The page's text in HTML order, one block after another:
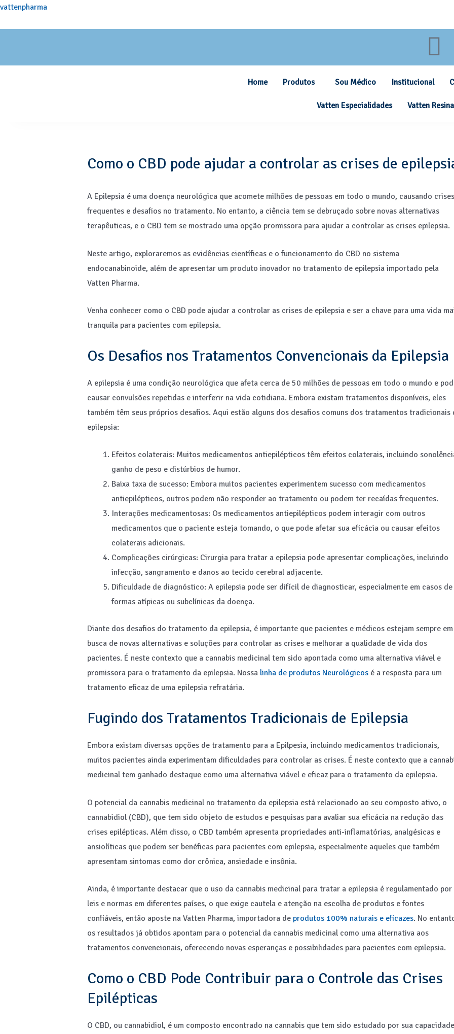
vattenpharma
Home Produtos Sou Médico Institucional
Vatten Especialidades Vatten
Como o CBD pode ajudar a controlar as crises de
A Epilepsia é uma doença neurológica que acomete milhões de pessoas em todo o mundo, causando crises
frequentes e desafios no tratamento. No entanto, a ciência tem se debruçado sobre novas alternativas
terapêuticas, e o CBD tem se mostrado uma opção promissora para ajudar a controlar as crises epilepsia.
Neste artigo, exploraremos as evidências científicas e o funcionamento do CBD no sistema
endocanabinoide, além de apresentar um produto inovador no tratamento de epilepsia importado pela
Vatten Pharma.
Venha conhecer como o CBD pode ajudar a controlar as crises de epilepsia e ser a chave para uma vida
tranquila para pacientes com epilepsia.
Os Desafios nos Tratamentos Convencionais da Epilepsia
A epilepsia é uma condição neurológica que afeta cerca de 50 milhões de pessoas em todo o mundo e
causar convulsões repetidas e interferir na vida cotidiana. Embora existam tratamentos disponíveis, eles
também têm seus próprios desafios. Aqui estão alguns dos desafios comuns dos tratamentos tradicionais
epilepsia:
Efeitos colaterais: Muitos medicamentos antiepilépticos têm efeitos colaterais, incluindo
ganho de peso e distúrbios de humor.
Baixa taxa de sucesso: Embora muitos pacientes experimentem sucesso com medicamentos
antiepilépticos, outros podem não responder ao tratamento ou podem ter recaídas frequentes.
Interações medicamentosas: Os medicamentos antiepilépticos podem interagir com outros
medicamentos que o paciente esteja tomando, o que pode afetar sua eficácia ou causar efeitos
colaterais adicionais.
Complicações cirúrgicas: Cirurgia para tratar a epilepsia pode apresentar complicações, incluindo
infecção, sangramento e danos ao tecido cerebral adjacente.
Dificuldade de diagnóstico: A epilepsia pode ser difícil de diagnosticar, especialmente em casos de
formas atípicas ou subclínicas da doença.
Diante dos desafios do tratamento da epilepsia, é importante que pacientes e médicos estejam sempre em
busca de novas alternativas e soluções para controlar as crises e melhorar a qualidade de vida dos
pacientes. É neste contexto que a cannabis medicinal tem sido apontada como uma alternativa viável e
promissora para o tratamento da epilepsia. Nossa linha de produtos Neurológicos é a resposta para um
tratamento eficaz de uma epilepsia refratária.
Fugindo dos Tratamentos Tradicionais de Epilepsia
Embora existam diversas opções de tratamento para a Epilpesia, incluindo medicamentos tradicionais,
muitos pacientes ainda experimentam dificuldades para controlar as crises. É neste contexto que a
medicinal tem ganhado destaque como uma alternativa viável e eficaz para o tratamento da epilepsia.
O potencial da cannabis medicinal no tratamento da epilepsia está relacionado ao seu composto ativo, o
cannabidiol (CBD), que tem sido objeto de estudos e pesquisas para avaliar sua eficácia na redução das
crises epilépticas. Além disso, o CBD também apresenta propriedades anti-inflamatórias, analgésicas e
ansiolíticas que podem ser benéficas para pacientes com epilepsia, especialmente aqueles que também
apresentam sintomas como dor crônica, ansiedade e insônia.
Ainda, é importante destacar que o uso da cannabis medicinal para tratar a epilepsia é regulamentado por
leis e normas em diferentes países, o que exige cautela e atenção na escolha de produtos e fontes
confiáveis, então aposte na Vatten Pharma, importadora de produtos 100% naturais e eficazes. No
os resultados já obtidos apontam para o potencial da cannabis medicinal como uma alternativa aos
tratamentos convencionais, oferecendo novas esperanças e possibilidades para pacientes com epilepsia.
Como o CBD Pode Contribuir para o Controle das Crises
Epilépticas
O CBD, ou cannabidiol, é um composto encontrado na cannabis que tem sido estudado por sua capacidade